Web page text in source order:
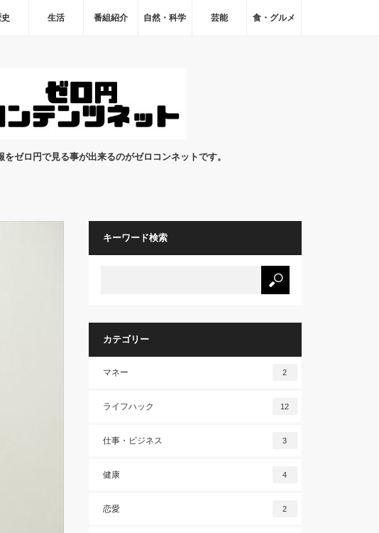
生活 番組紹介 自然・科学 芸能 食・グルメ
ゼロ円で見る事が出来るのがゼロコンネットです。
キーワード検索
カテゴリー
マネー 2
ライフハック 12
仕事・ビジネス 3
健康 4
恋愛 2